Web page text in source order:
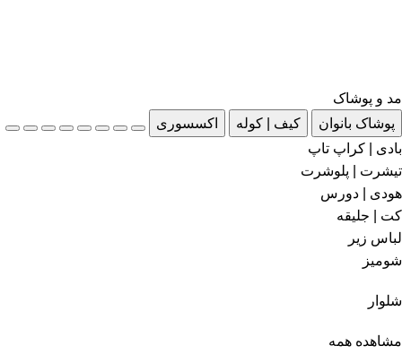
مد و پوشاک
پوشاک بانوان
کیف | کوله
اکسسوری
بادی | کراپ تاپ
تیشرت | پلوشرت
هودی | دورس
کت | جلیقه
لباس زیر
شومیز
شلوار
مشاهده همه